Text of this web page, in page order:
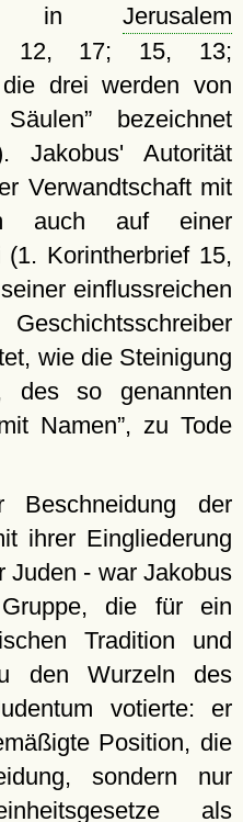
in Jerusalem
12, 17; 15, 13;
drei werden von
bezeichnet
Jakobus' Autorität
Verwandtschaft mit
auf einer
Korintherbrief 15,
einflussreichen
wie die Steinigung
des so genannten
Namen , zu Tode
der
ihrer Eingliederung
Juden - war Jakobus
die für ein
Tradition und
den Wurzeln des
votierte: er
Position, die
sondern nur
als